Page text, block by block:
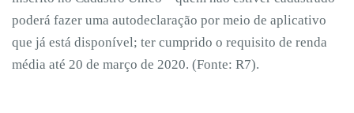
poderá fazer uma autodeclaração por meio de aplicativo
que já está disponível; ter cumprido o requisito de renda
média até 20 de março de 2020. (Fonte: R7).